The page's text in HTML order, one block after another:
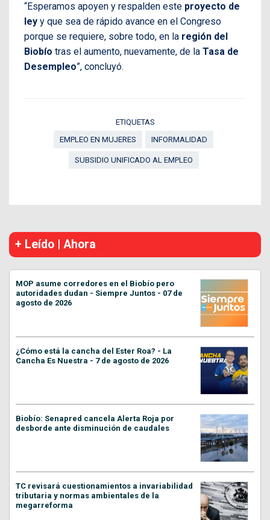
“Esperamos apoyen y respalden este proyecto de
ley y que sea de rápido avance en el Congreso
porque se requiere, sobre todo, en la región del
Biobío tras el aumento, nuevamente, de la Tasa de
Desempleo”, concluyó.
ETIQUETAS
EMPLEO EN MUJERES
INFORMALIDAD
SUBSIDIO UNIFICADO AL EMPLEO
+ Leído | Ahora
MOP asume corredores en el Biobío pero
autoridades dudan - Siempre Juntos - 07 de
agosto de 2026
¿Cómo está la cancha del Ester Roa? - La
Cancha Es Nuestra - 7 de agosto de 2026
Biobío: Senapred cancela Alerta Roja por
desborde ante disminución de caudales
TC revisará cuestionamientos a invariabilidad
tributaria y normas ambientales de la
megarreforma